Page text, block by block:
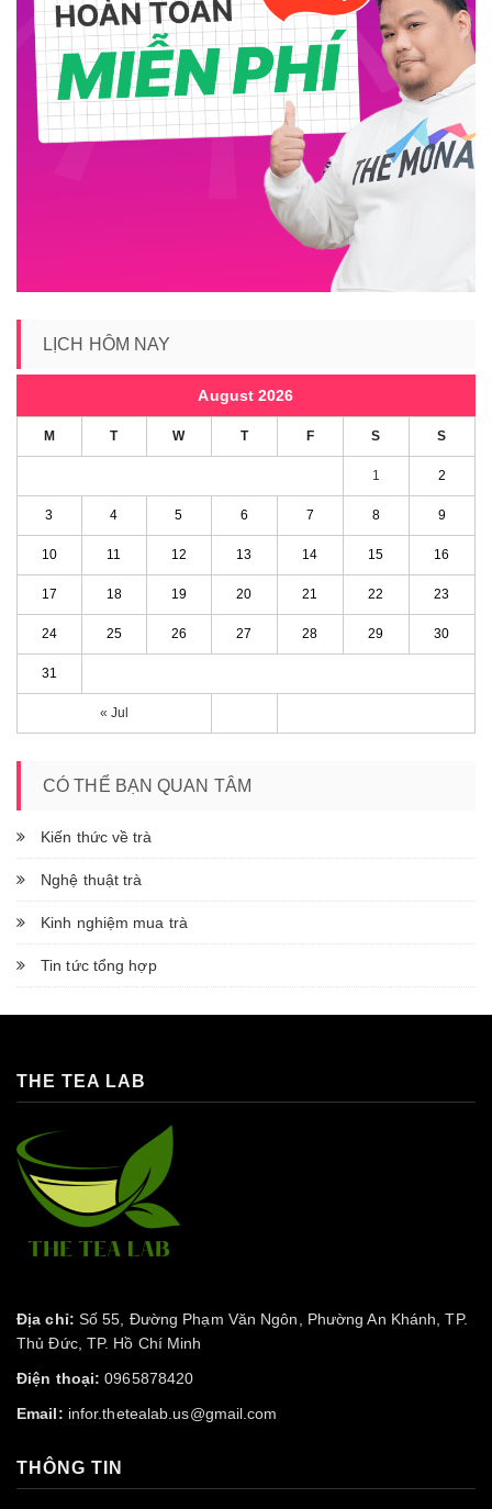
LỊCH HÔM NAY
August 2026
M T W T F S S
« Jul
1 2
3 4 5 6 7 8 9
10 11 12 13 14 15 16
17 18 19 20 21 22 23
24 25 26 27 28 29 30
31
CÓ THỂ BẠN QUAN TÂM
Kiến thức về trà
Nghệ thuật trà
Kinh nghiệm mua trà
Tin tức tổng hợp
THE TEA LAB
Địa chỉ: Số 55, Đường Phạm Văn Ngôn, Phường An Khánh, TP.
Thủ Đức, TP. Hồ Chí Minh
Điện thoại: 0965878420
Email: infor.thetealab.us@gmail.com
THÔNG TIN